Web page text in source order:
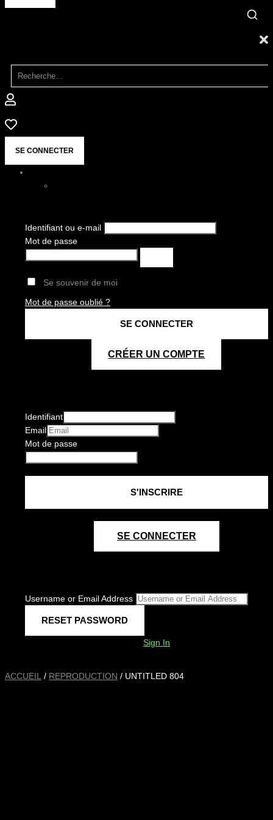
SE CONNECTER
Identifiant ou e-mail
Mot de passe
Se souvenir de moi
Mot de passe oublié ?
CRÉER UN COMPTE
Identifiant
Email
Mot de passe
SE CONNECTER
Username or Email Address
Sign In
ACCUEIL / REPRODUCTION / UNTITLED 804